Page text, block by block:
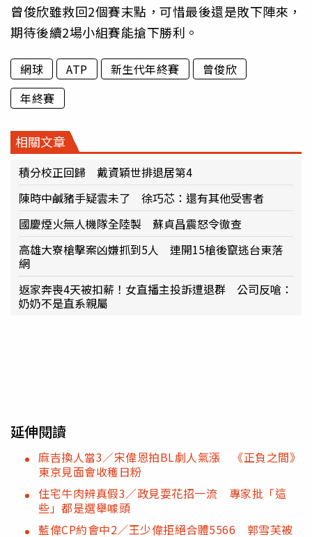
曾俊欣雖救回2個賽末點，可惜最後還是敗下陣來，
期待後續2場小組賽能搶下勝利。
網球 ATP 新生代年終賽
曾俊欣
年終賽
相關文章
積分校正回歸 戴資穎世排退居第4
陳時中鹹豬手疑雲未了 徐巧芯：還有其他受害者
國慶煙火無人機隊全陸製 蘇貞昌震怒令徹查
高雄大寮槍擊案凶嫌抓到5人 連開15槍後竄逃台東落
網
返家奔喪4天被扣薪！女直播主投訴遭退群 公司反嗆：
奶奶不是直系親屬
延伸閱讀
麻吉換人當3／宋偉恩拍BL劇人氣漲 《正負之間》
東京見面會收穫日粉
住宅牛肉辨真假3／政見耍花招一流 專家批「這
些」都是選舉噱頭
藍偉CP約會中2／王少偉拒絕合體5566 郭雪芙被